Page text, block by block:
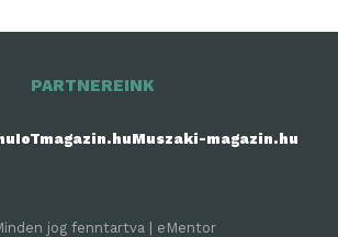
PARTNEREINK
IoTmagazin.huMuszaki-magazin.hu
jog fenntartva | eMentor